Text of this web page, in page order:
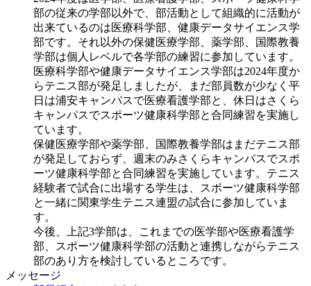
部の従来の学部以外で、部活動として組織的に活動が
出来ているのは医療科学部、健康データサイエンス学
部です。それ以外の保健医療学部、薬学部、国際教養
学部は個人レベルで各学部の練習に参加しています。
医療科学部や健康データサイエンス学部は2024年度か
らテニス部が発足しましたが、まだ部員数が少なく平
日は浦安キャンパスで医療看護学部と、休日はさくら
キャンパスでスポーツ健康科学部と合同練習を実施し
ています。
保健医療学部や薬学部、国際教養学部はまだテニス部
が発足しておらず、週末のみさくらキャンパスでスポ
ーツ健康科学部と合同練習を実施しています。テニス
経験者で試合に出場する学生は、スポーツ健康科学部
と一緒に関東学生テニス連盟の試合に参加していま
す。
今後、上記3学部は、これまでの医学部や医療看護学
部、スポーツ健康科学部の活動と連携しながらテニス
部のあり方を検討しているところです。
メッセージ